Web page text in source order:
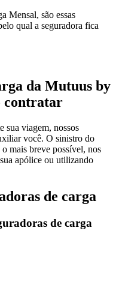
Mensal, são essas
qual a seguradora fica
da Mutuus by
contratar
sua viagem, nossos
você. O sinistro do
mais breve possível, nos
apólice ou utilizando
de carga
de carga